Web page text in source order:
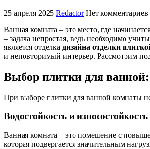
25 апреля 2025 Redactor Нет комментариев
Ванная комната – это место, где
– задача непростая, ведь необходимо
является отделка дизайна отделки
и неповторимый интерьер. Рассмотрим
Выбор плитки для
При выборе плитки для ванной комнаты
Водостойкость и износостойкость
Ванная комната – это помещение с
которая подвергается значительным